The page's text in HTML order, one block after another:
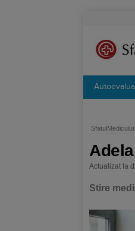
Actualizat la
Stire